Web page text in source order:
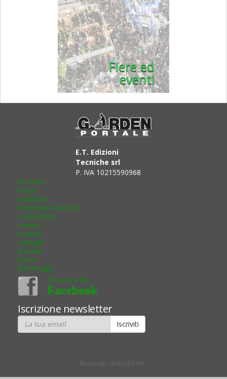
Fiere ed
eventi
E.T. Edizioni
Tecniche srl
P. IVA 10215590968
chi siamo
il team
pubblicita'
iscriviti alla newsletter
cookie policy
aziende
prodotti
cataloghi
grossisti
lavoro
giardinaggio
Trovaci su
Facebook
Iscrizione newsletter
Realizzato da ALYFA.